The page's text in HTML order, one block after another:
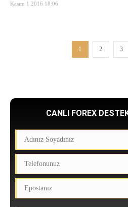
Kasım 1 2016 18:06
1 2 3
CANLI FOREX